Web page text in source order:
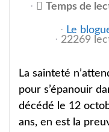
Temps de
Le
22269
La sainteté
pour s’épanouir
décédé le 12
ans, en est la